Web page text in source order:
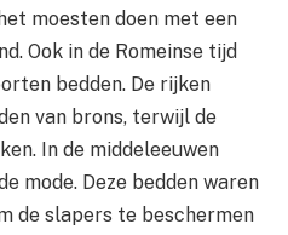
moesten doen met een
Ook in de Romeinse tijd
bedden. De rijken
van brons, terwijl de
In de middeleeuwen
mode. Deze bedden waren
de slapers te beschermen